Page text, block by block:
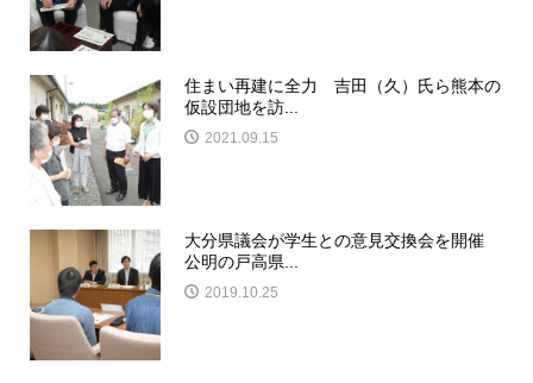
住まい再建に全力 吉田（久）氏ら熊本の
仮設団地を訪...
2021.09.15
大分県議会が学生との意見交換会を開催
公明の戸高県...
2019.10.25